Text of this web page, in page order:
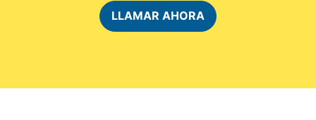
LLAMAR AHORA